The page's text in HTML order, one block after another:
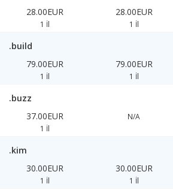
28.00EUR
1 İl
28.00EUR
1 İl
.build
79.00EUR
1 İl
79.00EUR
1 İl
.buzz
37.00EUR
1 İl
N/A
.kim
30.00EUR
1 İl
30.00EUR
1 İl